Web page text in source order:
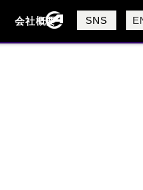
会社概要
会社概要
採用情報
SNS